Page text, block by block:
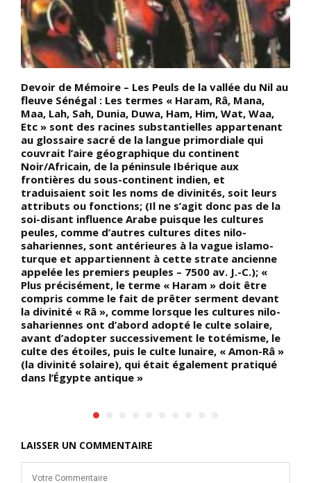
Devoir de Mémoire – Les Peuls de la vallée du Nil au
fleuve Sénégal : Les termes « Haram, Râ, Mana,
Maa, Lah, Sah, Dunia, Duwa, Ham, Him, Wat, Waa,
Etc » sont des racines substantielles appartenant
au glossaire sacré de la langue primordiale qui
couvrait l’aire géographique du continent
Noir/Africain, de la péninsule Ibérique aux
frontières du sous-continent indien, et
traduisaient soit les noms de divinités, soit leurs
attributs ou fonctions; (Il ne s’agit donc pas de la
soi-disant influence Arabe puisque les cultures
peules, comme d’autres cultures dites nilo-
sahariennes, sont antérieures à la vague islamo-
turque et appartiennent à cette strate ancienne
appelée les premiers peuples – 7500 av. J.-C.); «
Plus précisément, le terme « Haram » doit être
compris comme le fait de prêter serment devant
la divinité « Râ », comme lorsque les cultures nilo-
sahariennes ont d’abord adopté le culte solaire,
avant d’adopter successivement le totémisme, le
culte des étoiles, puis le culte lunaire, « Amon-Râ »
(la divinité solaire), qui était également pratiqué
dans l’Égypte antique »
LAISSER UN COMMENTAIRE